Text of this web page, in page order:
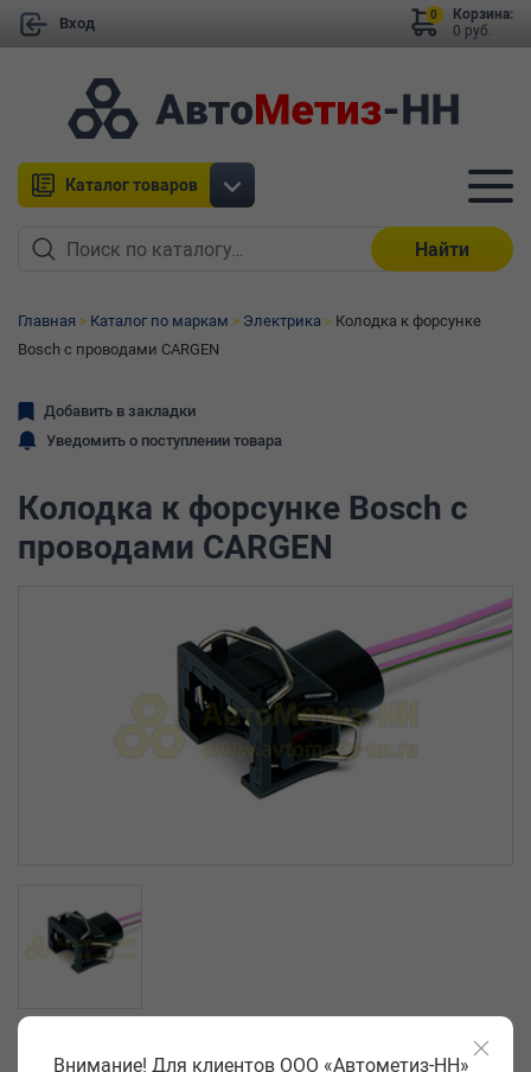
Вход
Корзина:
0 руб.
0
Каталог товаров
Найти
Главная Каталог по маркам Электрика
Колодка к форсунке
Bosch с проводами CARGEN
Добавить в закладки
Уведомить о поступлении товара
Колодка к форсунке Bosch с
проводами CARGEN
Артикул: AX309
Внимание! Для клиентов ООО «Автометиз-НН»